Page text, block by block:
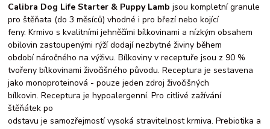
Calibra Dog Life Starter & Puppy Lambjsou kompletní granule
pro štěňata (do 3 měsíců) vhodné i pro březí nebo kojící
feny. Krmivo s kvalitními jehněčími bílkovinami a nízkým obsahem
obilovin zastoupenými rýží dodají nezbytné živiny během
období náročného na výživu. Bílkoviny v receptuře jsou z 90 %
tvořeny bílkovinami živočišného původu. Receptura je sestavena
jako monoproteinová - pouze jeden zdroj živočišných
bílkovin. Receptura je hypoalergenní. Pro citlivé zažívání
štěňátek po
odstavu je samozřejmostí vysoká stravitelnost krmiva. Prebiotika a